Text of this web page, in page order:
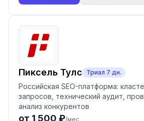
Пиксель Тулс Триал 7 дн.
Российская SEO-платформа:
запросов, технический аудит,
анализ конкурентов
от 1 500 ₽/мес